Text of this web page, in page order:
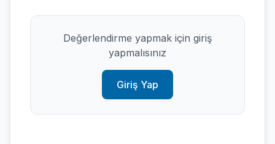
Değerlendirme yapmak için giriş
yapmalısınız
Giriş Yap